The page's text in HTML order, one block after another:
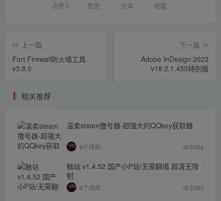
点赞 0 赞赏 分享 收藏
上一篇
Fort Firewall防火墙工具
v3.8.0
下一篇
Adobe InDesign 2023
v18.2.1.455特别版
相关推荐
温柔steam撸号器-超强大的QQkey获取器
9个月前 5384
触站 v1.4.52 国产小P站/无需翻墙 超清无限
制
4个月前 2363